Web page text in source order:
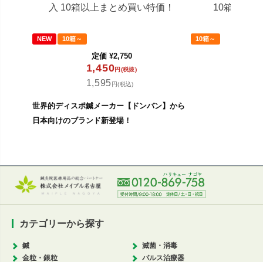
入 10箱以上まとめ買い特価！
NEW 10箱～
定価 ¥2,750
1,450円(税抜)
1,595円(税込)
世界的ディスポ鍼メーカー【ドンバン】から
日本向けのブランド新登場！
10箱以上
10箱～
カテゴリーから探す
鍼
金粒・銀粒
滅菌・消毒
パルス治療器